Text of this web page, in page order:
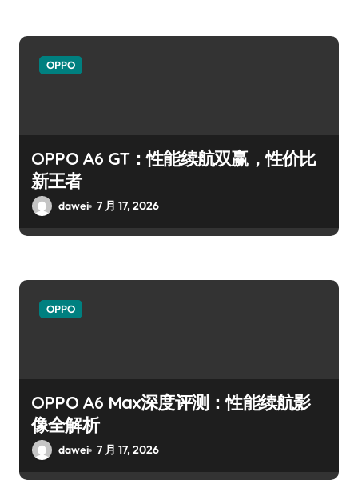
OPPO
OPPO A6 GT：性能续航双赢，性价比
新王者
dawei 7 月 17, 2026
OPPO
OPPO A6 Max深度评测：性能续航影
像全解析
dawei 7 月 17, 2026